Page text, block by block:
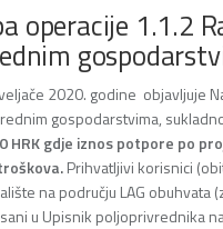
operacije 1.1.2
2020. godine objavljuje
gospodarstvima,
HRK gdje iznos potpore po
Prihvatljivi korisnici
na području LAG
u Upisnik poljoprivrednika